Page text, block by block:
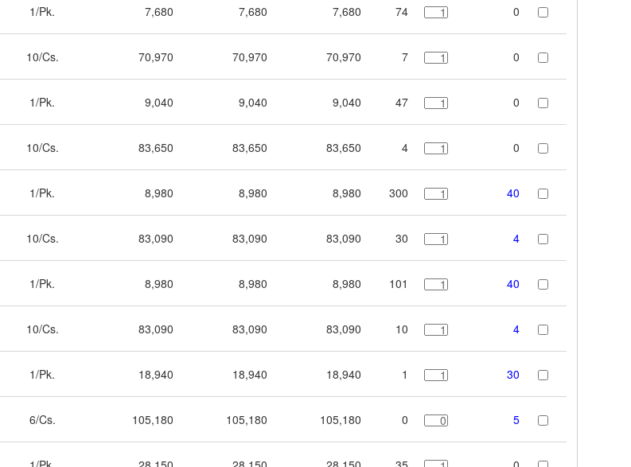
1/Pk. 7,680 7,680 7,680 74 0
10/Cs. 70,970 70,970 70,970 7 0
1/Pk. 9,040 9,040 9,040 47 0
10/Cs. 83,650 83,650 83,650 4 0
1/Pk. 8,980 8,980 8,980 300 40
10/Cs. 83,090 83,090 83,090 30 4
1/Pk. 8,980 8,980 8,980 101 40
10/Cs. 83,090 83,090 83,090 10 4
1/Pk. 18,940 18,940 18,940 1 30
6/Cs. 105,180 105,180 105,180 0 5